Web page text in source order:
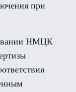
при
НМЦК